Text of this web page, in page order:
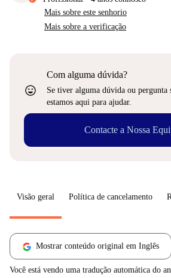
Mais sobre este senhorio
Mais sobre a verificação
sentiment_very_satisfied
Com alguma dúvida?
Se tiver alguma dúvida ou pergunta
estamos aqui para ajudar.
Contacte a Nossa
Visão geral Política de cancelamento
Mostrar conteúdo original em Inglês
Você está vendo uma tradução automática do